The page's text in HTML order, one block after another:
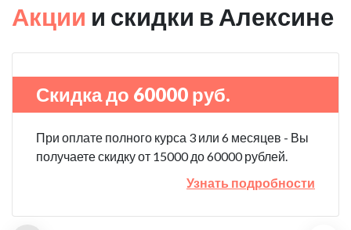
Акции и скидки в Алексине
Скидка до 60000 руб.
При оплате полного курса 3 или 6 месяцев - Вы
получаете скидку от 15000 до 60000 рублей.
Узнать подробности